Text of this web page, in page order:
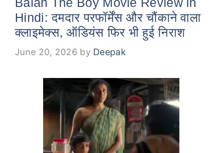
Hindi: दमदार परफॉर्मेंस और चौंकाने वाला
क्लाइमेक्स, ऑडियंस फिर भी हुई निराश
June 20, 2026 by Deepak